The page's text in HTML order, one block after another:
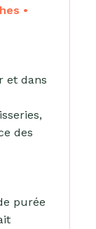
•
et dans
des
purée